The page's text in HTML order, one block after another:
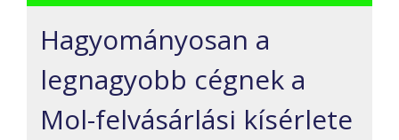
Hagyományosan a
legnagyobb cégnek a
Mol-felvásárlási kísérlete